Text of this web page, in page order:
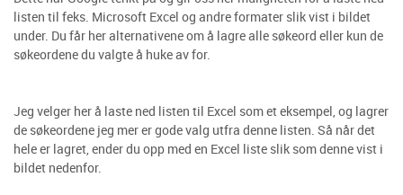
listen til feks. Microsoft Excel og andre formater slik vist i bildet
under. Du får her alternativene om å lagre alle søkeord eller kun de
søkeordene du valgte å huke av for.
Jeg velger her å laste ned listen til Excel som et eksempel, og lagrer
de søkeordene jeg mer er gode valg utfra denne listen. Så når det
hele er lagret, ender du opp med en Excel liste slik som denne vist i
bildet nedenfor.